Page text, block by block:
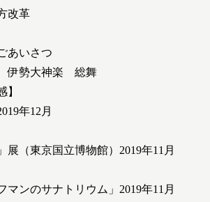
改革
あいさつ
伊勢大神楽 総舞
】
年12月
展（東京国立博物館）2019年11月
マンのサナトリウム」2019年11月